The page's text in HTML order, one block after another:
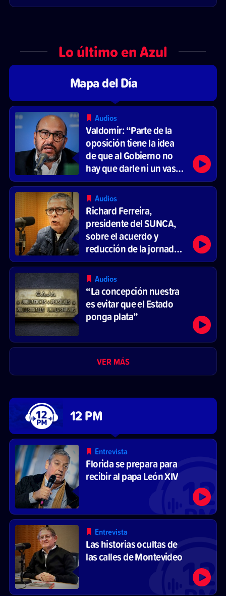
Lo último en Azul
Mapa del Día
Audios
Valdomir: “Parte de la
oposición tiene la idea
de que al Gobierno no
hay que darle ni un vaso
de agua”
Audios
Richard Ferreira,
presidente del SUNCA,
sobre el acuerdo y
reducción de la jornada
laboral
Audios
“La concepción nuestra
es evitar que el Estado
ponga plata”
VER MÁS
12 PM
Entrevista
Florida se prepara para
recibir al papa León XIV
Entrevista
Las historias ocultas de
las calles de Montevideo